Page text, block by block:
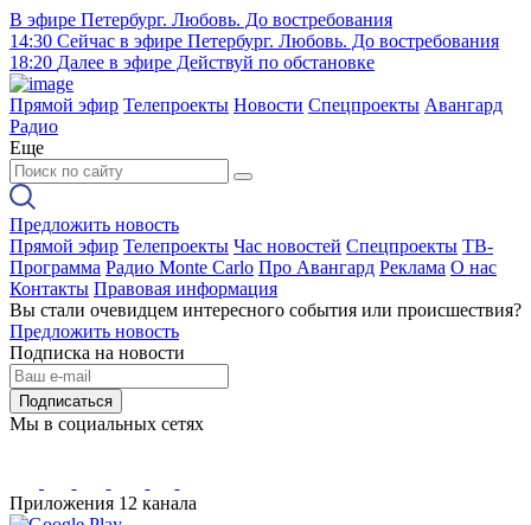
В эфире Петербург. Любовь. До востребования
14:30 Сейчас в эфире Петербург. Любовь. До востребования
18:20 Далее в эфире Действуй по обстановке
Прямой эфир Телепроекты Новости Спецпроекты Авангард
Радио
Еще
Предложить новость
Прямой эфир Телепроекты Час новостей Спецпроекты ТВ-
Программа Радио Monte Carlo Про Авангард Реклама О нас
Контакты Правовая информация
Вы стали очевидцем интересного события или происшествия?
Предложить новость
Подписка на новости
Подписаться
Мы в социальных сетях
Приложения 12 канала